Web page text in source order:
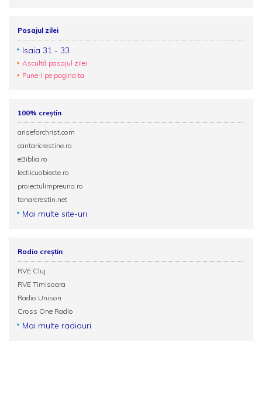
Pasajul zilei
Isaia 31 - 33
Ascultă pasajul zilei
Pune-l pe pagina ta
100% creștin
ariseforchrist.com
cantaricrestine.ro
eBiblia.ro
lectiicuobiecte.ro
proiectulimpreuna.ro
tanarcrestin.net
Mai multe site-uri
Radio creștin
RVE Cluj
RVE Timisoara
Radio Unison
Cross One Radio
Mai multe radiouri